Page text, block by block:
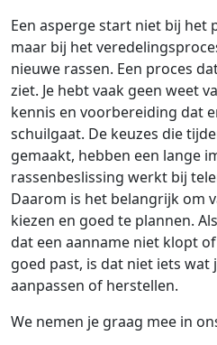
Een asperge start niet bij het
maar bij het
nieuwe rassen. Een proces
ziet. Je hebt vaak geen weet
kennis en voorbereiding dat
schuilgaat. De keuzes die
gemaakt, hebben een lange
rassenbeslissing werkt bij
Daarom is het belangrijk om
kiezen en goed te plannen.
dat een aanname niet klopt
goed past, is dat niet iets wat
aanpassen of herstellen.
We nemen je graag mee in